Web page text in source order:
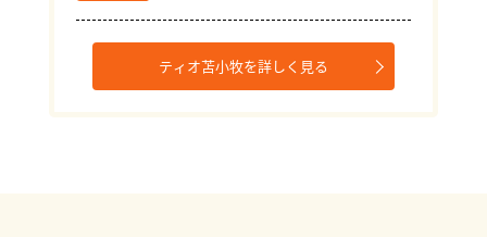
ティオ苫小牧を詳しく見る